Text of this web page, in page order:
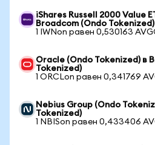
iShares Russell 2000 Value
Broadcom (Ondo Tokenized)
1 IWNon равен 0,530163
Oracle (Ondo Tokenized) в
Tokenized)
1 ORCLon равен 0,341769
Nebius Group (Ondo
Tokenized)
1 NBISon равен 0,433406